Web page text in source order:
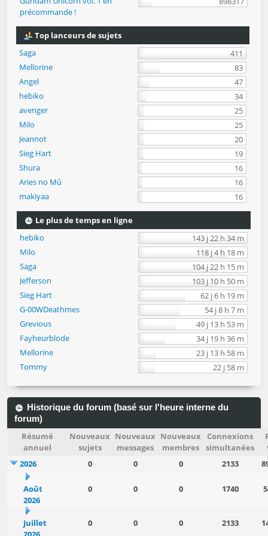
précommande !
Top lanceurs de sujets
Saga
411
Mellorine
83
Angel
47
hebiko
34
avenger
25
Milo
25
Jeannot
20
Sieg Hart
19
Shura
16
Aries no Mû
16
makiyaa
16
Le plus de temps en ligne
hebiko
143 j 22 h 34 m
Milo
118 j 4 h 18 m
Saga
104 j 22 h 15 m
Jefferson
103 j 10 h 50 m
Sieg Hart
62 j 6 h 19 m
G-00WDeathmes
54 j 8 h 7 m
Grevious
49 j 13 h 53 m
Fayheurblode
34 j 19 h 36 m
Mellorine
23 j 13 h 58 m
Tommy
22 j 58 m
Historique du forum (basé sur l'heure interne du
forum)
Résumé
annuel
Nouveaux
sujets
Nouveaux
messages
Nouveaux
membres
Connexions
simultanées
2026
0 0 0 2133
Août
2026
0 0 0 1740
Juillet
0 0 0 2133